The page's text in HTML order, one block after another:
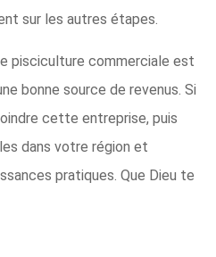
sur les autres étapes.
pisciculture commerciale est
bonne source de revenus. Si
cette entreprise, puis
dans votre région et
pratiques. Que Dieu te